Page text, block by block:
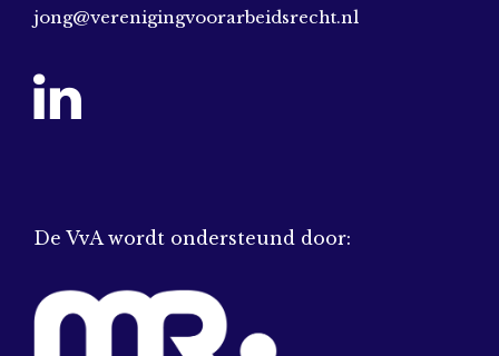
jong@verenigingvoorarbeidsrecht.nl
De VvA wordt ondersteund door: